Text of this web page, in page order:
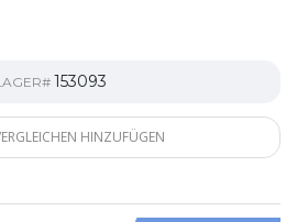
153093
HINZUFÜGEN